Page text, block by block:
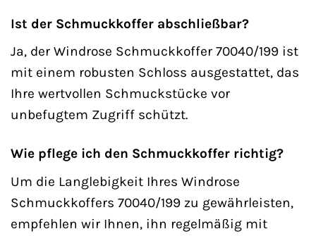
Ist der Schmuckkoffer abschließbar?
Ja, der Windrose Schmuckkoffer 70040/199 ist
mit einem robusten Schloss ausgestattet, das
Ihre wertvollen Schmuckstücke vor
unbefugtem Zugriff schützt.
Wie pflege ich den Schmuckkoffer richtig?
Um die Langlebigkeit Ihres Windrose
Schmuckkoffers 70040/199 zu gewährleisten,
empfehlen wir Ihnen, ihn regelmäßig mit